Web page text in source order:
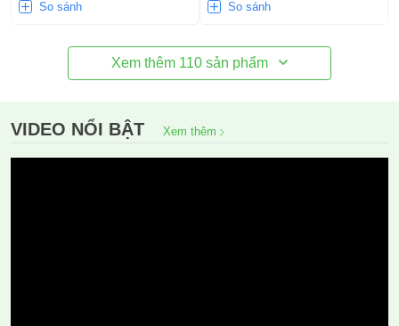
So sánh So sánh
Xem thêm 110 sản phẩm
VIDEO NỔI BẬT Xem thêm